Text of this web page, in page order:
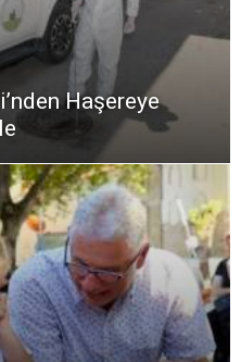
Haşereye